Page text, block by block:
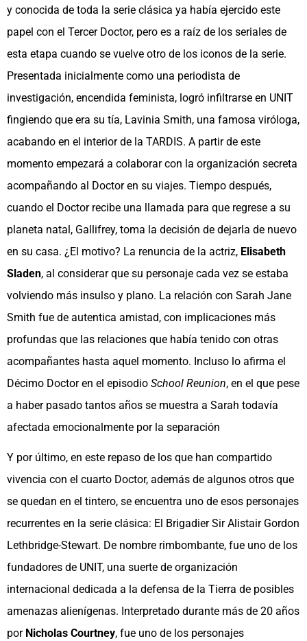
y conocida de toda la serie clásica ya había ejercido este
papel con el Tercer Doctor, pero es a raíz de los seriales de
esta etapa cuando se vuelve otro de los iconos de la serie.
Presentada inicialmente como una periodista de
investigación, encendida feminista, logró infiltrarse en UNIT
fingiendo que era su tía, Lavinia Smith, una famosa viróloga,
acabando en el interior de la TARDIS. A partir de este
momento empezará a colaborar con la organización secreta
acompañando al Doctor en su viajes. Tiempo después,
cuando el Doctor recibe una llamada para que regrese a su
planeta natal, Gallifrey, toma la decisión de dejarla de nuevo
en su casa. ¿El motivo? La renuncia de la actriz, Elisabeth
Sladen, al considerar que su personaje cada vez se estaba
volviendo más insulso y plano. La relación con Sarah Jane
Smith fue de autentica amistad, con implicaciones más
profundas que las relaciones que había tenido con otras
acompañantes hasta aquel momento. Incluso lo afirma el
Décimo Doctor en el episodio School Reunion, en el que pese
a haber pasado tantos años se muestra a Sarah todavía
afectada emocionalmente por la separación
Y por último, en este repaso de los que han compartido
vivencia con el cuarto Doctor, además de algunos otros que
se quedan en el tintero, se encuentra uno de esos personajes
recurrentes en la serie clásica: El Brigadier Sir Alistair Gordon
Lethbridge-Stewart. De nombre rimbombante, fue uno de los
fundadores de UNIT, una suerte de organización
internacional dedicada a la defensa de la Tierra de posibles
amenazas alienígenas. Interpretado durante más de 20 años
por Nicholas Courtney, fue uno de los personajes